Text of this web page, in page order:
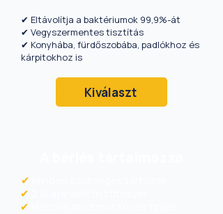
✔ Eltávolítja a baktériumok 99,9%-át
✔ Vegyszermentes tisztítás
✔ Konyhába, fürdőszobába, padlókhoz és
kárpitokhoz is
Kiválaszt
✔
✔
✔